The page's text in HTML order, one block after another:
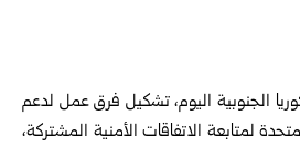
الجنوبية اليوم، تشكيل فرق عمل لدعم
لمتابعة الاتفاقات الأمنية المشتركة،